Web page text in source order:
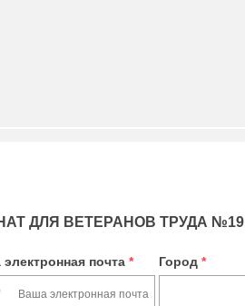
ДЛЯ ВЕТЕРАНОВ ТРУДА №19
почта * Город *